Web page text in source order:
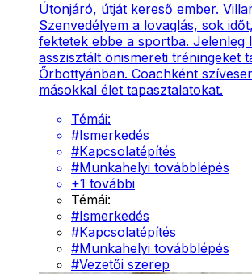
Útonjáró, útját kereső ember.
Szenvedélyem a lovaglás, sok
fektetek ebbe a sportba. Jelenleg
asszisztált önismereti tréningeket
Őrbottyánban. Coachként
másokkal élet tapasztalatokat.
Témái:
#Ismerkedés
#Kapcsolatépítés
#Munkahelyi továbblépés
+1 további
Témái:
#Ismerkedés
#Kapcsolatépítés
#Munkahelyi továbblépés
#Vezetői szerep